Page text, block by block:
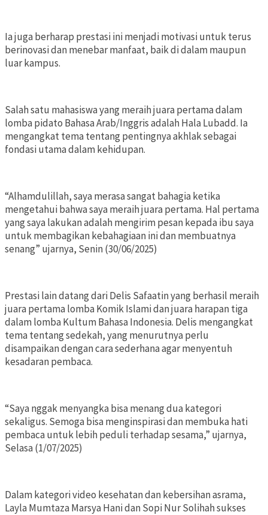
Ia juga berharap prestasi ini menjadi motivasi untuk terus
berinovasi dan menebar manfaat, baik di dalam maupun
luar kampus.
Salah satu mahasiswa yang meraih juara pertama dalam
lomba pidato Bahasa Arab/Inggris adalah Hala Lubadd. Ia
mengangkat tema tentang pentingnya akhlak sebagai
fondasi utama dalam kehidupan.
“Alhamdulillah, saya merasa sangat bahagia ketika
mengetahui bahwa saya meraih juara pertama. Hal pertama
yang saya lakukan adalah mengirim pesan kepada ibu saya
untuk membagikan kebahagiaan ini dan membuatnya
senang” ujarnya, Senin (30/06/2025)
Prestasi lain datang dari Delis Safaatin yang berhasil meraih
juara pertama lomba Komik Islami dan juara harapan tiga
dalam lomba Kultum Bahasa Indonesia. Delis mengangkat
tema tentang sedekah, yang menurutnya perlu
disampaikan dengan cara sederhana agar menyentuh
kesadaran pembaca.
“Saya nggak menyangka bisa menang dua kategori
sekaligus. Semoga bisa menginspirasi dan membuka hati
pembaca untuk lebih peduli terhadap sesama,” ujarnya,
Selasa (1/07/2025)
Dalam kategori video kesehatan dan kebersihan asrama,
Layla Mumtaza Marsya Hani dan Sopi Nur Solihah sukses